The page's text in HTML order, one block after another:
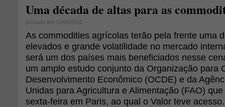
Uma década de altas para as
postado em 13/06/2011
As commodities agrícolas terão pela frente uma
elevados e grande volatilidade no mercado
será um dos países mais beneficiados nesse
um amplo estudo conjunto da Organização para
Desenvolvimento Econômico (OCDE) e da
Unidas para Agricultura e Alimentação (FAO)
sexta-feira em Paris, ao qual o Valor teve acesso.